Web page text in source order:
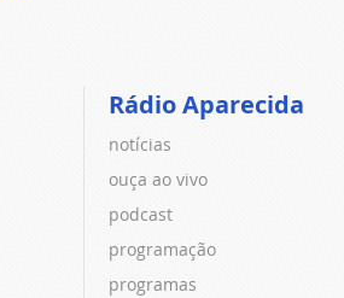
Rádio Aparecida
notícias
ouça ao vivo
podcast
programação
programas